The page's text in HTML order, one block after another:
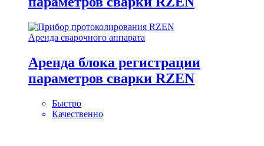
Аренда сварочного аппарата
Аренда блока регистрации
параметров сварки RZEN
Быстро
Качественно